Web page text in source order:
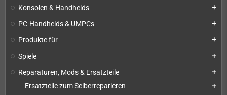
Konsolen & Handhelds add
PC-Handhelds & UMPCs add
Produkte für add
Spiele add
Reparaturen, Mods & Ersatzteile add
Ersatzteile zum Selberreparieren add